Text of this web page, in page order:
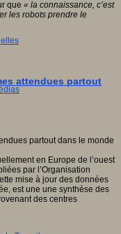
que « la connaissance, c’est
les robots prendre le
attendues partout
en Europe de l’ouest
par l’Organisation
mise à jour des données
est une une synthèse des
des centres